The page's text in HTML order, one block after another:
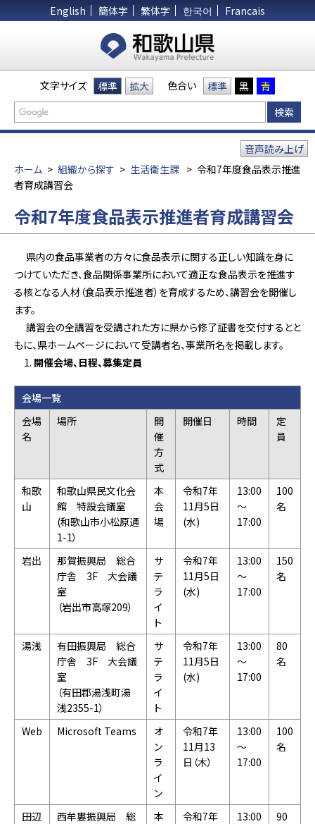
English 簡体字 繁体字 한국어 Francais
文字サイズ 標準 拡大 色合い 標準 黒 青
ホーム > 組織から探す > 生活衛生課 > 令和7年度食品表示推進
者育成講習会
音声読み上げ
令和7年度食品表示推進者育成講習会
県内の食品事業者の方々に食品表示に関する正しい知識を身に
つけていただき、食品関係事業所において適正な食品表示を推進す
る核となる人材（食品表示推進者）を育成するため、講習会を開催し
ます。
講習会の全講習を受講された方に県から修了証書を交付するとと
もに、県ホームページにおいて受講者名、事業所名を掲載します。
開催会場、日程、募集定員
会場一覧
会場
名
場所
開
催
方
式
開催日 時間
定
員
和歌
山
和歌山県民文化会
館 特設会議室
(和歌山市小松原通
1-1）
本
会
場
令和7年
11月5日
(水)
13:00
～
17:00
100
名
岩出
那賀振興局 総合
庁舎 3F 大会議
室
（岩出市高塚209）
サ
テ
ラ
イ
ト
令和7年
11月5日
(水)
13:00
～
17:00
150
名
湯浅
有田振興局 総合
庁舎 3F 大会議
室
（有田郡湯浅町湯
浅2355-1）
サ
テ
ラ
イ
ト
令和7年
11月5日
(水)
13:00
～
17:00
80
名
Web Microsoft Teams
オ
ン
ラ
イ
ン
令和7年
11月13
日（木）
13:00
～
17:00
100
名
田辺
西牟婁振興局 総
本
令和7年
13:00
90